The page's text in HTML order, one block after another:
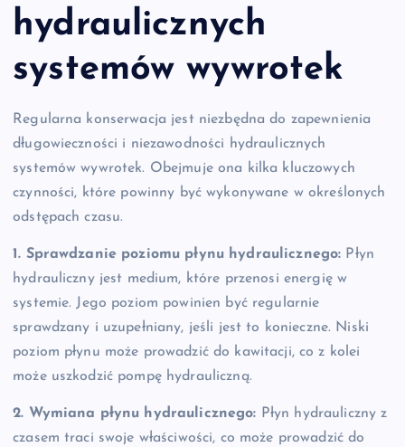
hydraulicznych
systemów wywrotek
Regularna konserwacja jest niezbędna do zapewnienia
długowieczności i niezawodności hydraulicznych
systemów wywrotek. Obejmuje ona kilka kluczowych
czynności, które powinny być wykonywane w określonych
odstępach czasu.
1. Sprawdzanie poziomu płynu hydraulicznego: Płyn
hydrauliczny jest medium, które przenosi energię w
systemie. Jego poziom powinien być regularnie
sprawdzany i uzupełniany, jeśli jest to konieczne. Niski
poziom płynu może prowadzić do kawitacji, co z kolei
może uszkodzić pompę hydrauliczną.
2. Wymiana płynu hydraulicznego: Płyn hydrauliczny z
czasem traci swoje właściwości, co może prowadzić do